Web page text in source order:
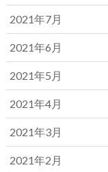
2021年7月
2021年6月
2021年5月
2021年4月
2021年3月
2021年2月